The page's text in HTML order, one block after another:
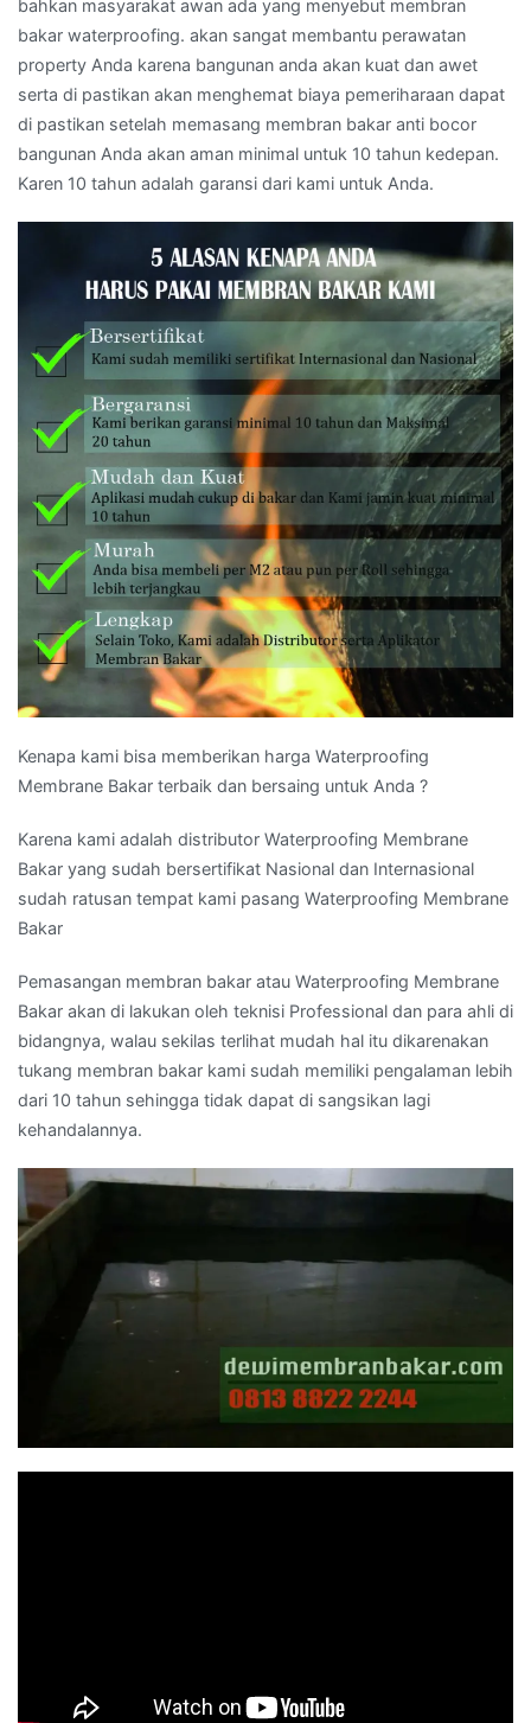
bahkan masyarakat awan ada yang menyebut membran
bakar waterproofing. akan sangat membantu perawatan
property Anda karena bangunan anda akan kuat dan awet
serta di pastikan akan menghemat biaya pemeriharaan dapat
di pastikan setelah memasang membran bakar anti bocor
bangunan Anda akan aman minimal untuk 10 tahun kedepan.
Karen 10 tahun adalah garansi dari kami untuk Anda.
Kenapa kami bisa memberikan harga Waterproofing
Membrane Bakar terbaik dan bersaing untuk Anda ?
Karena kami adalah distributor Waterproofing Membrane
Bakar yang sudah bersertifikat Nasional dan Internasional
sudah ratusan tempat kami pasang Waterproofing Membrane
Bakar
Pemasangan membran bakar atau Waterproofing Membrane
Bakar akan di lakukan oleh teknisi Professional dan para ahli di
bidangnya, walau sekilas terlihat mudah hal itu dikarenakan
tukang membran bakar kami sudah memiliki pengalaman lebih
dari 10 tahun sehingga tidak dapat di sangsikan lagi
kehandalannya.